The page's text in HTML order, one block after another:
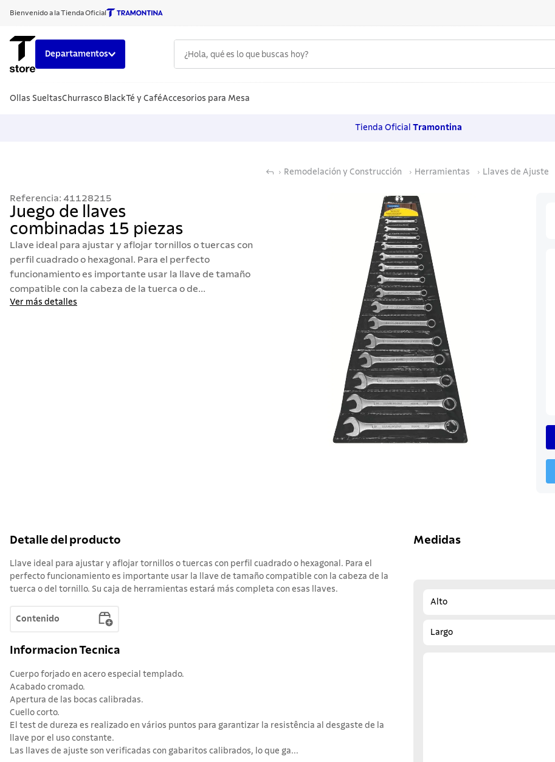
Bienvenido a la Tienda Oficial
Departamentos
Ollas SueltasChurrasco BlackTé y CaféAccesorios para Mesa
Tienda Oficial Tramontina
Remodelación y Construcción Herramientas Llaves de Ajuste
Referencia: 41128215
Juego de llaves
combinadas 15 piezas
Llave ideal para ajustar y aflojar tornillos o tuercas con
perfil cuadrado o hexagonal. Para el perfecto
funcionamiento es importante usar la llave de tamaño
compatible con la cabeza de la tuerca o de...
Ver más detalles
Detalle del producto
Llave ideal para ajustar y aflojar tornillos o tuercas con perfil cuadrado o hexagonal. Para el
perfecto funcionamiento es importante usar la llave de tamaño compatible con la cabeza de la
tuerca o del tornillo. Su caja de herramientas estará más completa con esas llaves.
Contenido
Informacion Tecnica
Cuerpo forjado en acero especial templado.
Acabado cromado.
Apertura de las bocas calibradas.
Cuello corto.
El test de dureza es realizado en vários puntos para garantizar la resistência al desgaste de la
llave por el uso constante.
Las llaves de ajuste son verificadas con gabaritos calibrados, lo que ga...
Medidas
Alto
Largo
1.
cuchillos
8.
cuchillo
9.
442